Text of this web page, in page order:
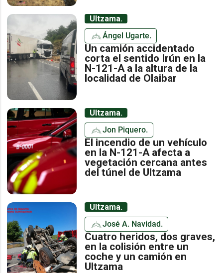
Ultzama.
Ángel Ugarte.
Un camión accidentado
corta el sentido Irún en la
N-121-A a la altura de la
localidad de Olaibar
Ultzama.
Jon Piquero.
El incendio de un vehículo
en la N-121-A afecta a
vegetación cercana antes
del túnel de Ultzama
Ultzama.
José A. Navidad.
Cuatro heridos, dos graves,
en la colisión entre un
coche y un camión en
Ultzama